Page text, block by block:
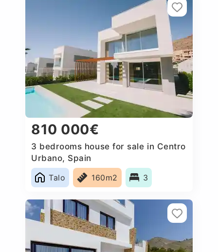
810 000€
3 bedrooms house for sale in Centro
Urbano, Spain
Talo
160m2 3